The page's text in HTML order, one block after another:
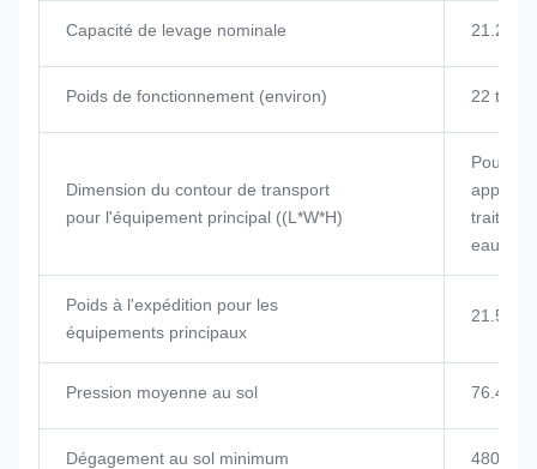
Capacité de levage nominale 21.25
Poids de fonctionnement (environ) 22
Dimension du contour de transport
pour l'équipement principal ((L*W*H)
Pour les
eaux
Poids à l'expédition pour les
équipements principaux
21.5t
Pression moyenne au sol 76.4
Dégagement au sol minimum 480 mm